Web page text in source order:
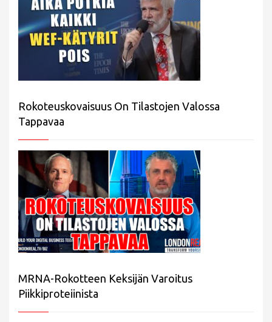
Rokoteuskovaisuus On Tilastojen Valossa
Tappavaa
MRNA-Rokotteen Keksijän Varoitus
Piikkiproteiinista